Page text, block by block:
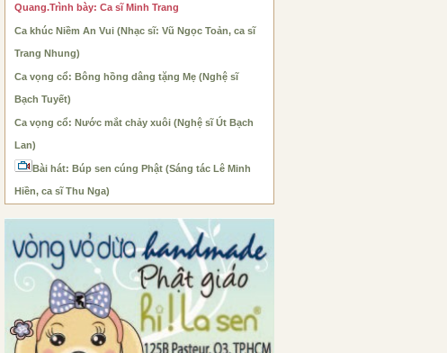
Quang.Trình bày: Ca sĩ Minh Trang
Ca khúc Niềm An Vui (Nhạc sĩ: Vũ Ngọc Toản, ca sĩ
Trang Nhung)
Ca vọng cổ: Bông hồng dâng tặng Mẹ (Nghệ sĩ
Bạch Tuyết)
Ca vọng cổ: Nước mắt chảy xuôi (Nghệ sĩ Út Bạch
Lan)
Bài hát: Búp sen cúng Phật (Sáng tác Lê Minh
Hiền, ca sĩ Thu Nga)